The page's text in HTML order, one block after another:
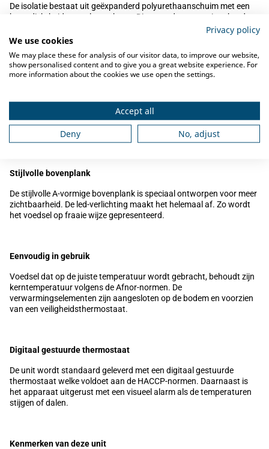
De isolatie bestaat uit geëxpanderd polyurethaanschuim met een
hoge dichtheid en cyclopenthaan. Dit garandeert een uitstekende
isolatie welke energieverspreiding vermindert. De bodem is voorzien
van koperen buizen om voor een goede koeling te zorgen. Bij dit
De dienbladslider bestaat uit roestvrijstaal en kan neergeklapt kan
worden. Dat maakt de doorgang van de units door deuropeningen
een stuk eenvoudiger.
Stijlvolle bovenplank
De stijlvolle A-vormige bovenplank is speciaal ontworpen voor meer
zichtbaarheid. De led-verlichting maakt het helemaal af. Zo wordt
het voedsel op fraaie wijze gepresenteerd.
Eenvoudig in gebruik
Voedsel dat op de juiste temperatuur wordt gebracht, behoudt zijn
kerntemperatuur volgens de Afnor-normen. De
verwarmingselementen zijn aangesloten op de bodem en voorzien
van een veiligheidsthermostaat.
Digitaal gestuurde thermostaat
De unit wordt standaard geleverd met een digitaal gestuurde
thermostaat welke voldoet aan de HACCP-normen. Daarnaast is
het apparaat uitgerust met een visueel alarm als de temperaturen
stijgen of dalen.
Kenmerken van deze unit
Privacy policy
We use cookies
We may place these for analysis of our visitor data, to improve our website,
show personalised content and to give you a great website experience. For
more information about the cookies we use open the settings.
Accept all
Deny
No, adjust